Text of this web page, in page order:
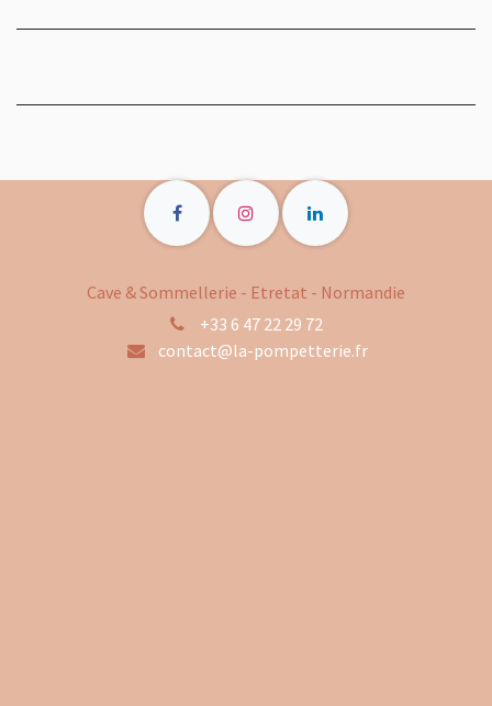
Cave & Sommellerie - Etretat - Normandie
+33 6 47 22 29 72
contact@la-pompetterie.fr